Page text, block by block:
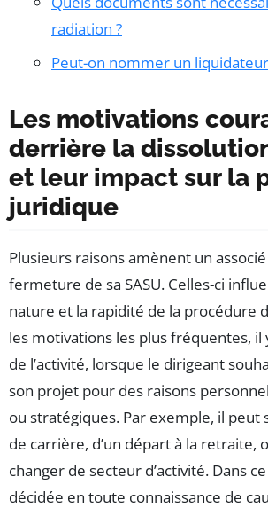
radiation ?
Peut-on nommer un liquidateur
Les motivations
derrière la dissolution
et leur impact sur la
juridique
Plusieurs raisons amènent un
fermeture de sa SASU. Celles-ci
nature et la rapidité de la procédure
les motivations les plus fréquentes, il
de l’activité, lorsque le dirigeant
son projet pour des raisons
ou stratégiques. Par exemple, il peut
de carrière, d’un départ à la retraite,
changer de secteur d’activité. Dans
décidée en toute connaissance de